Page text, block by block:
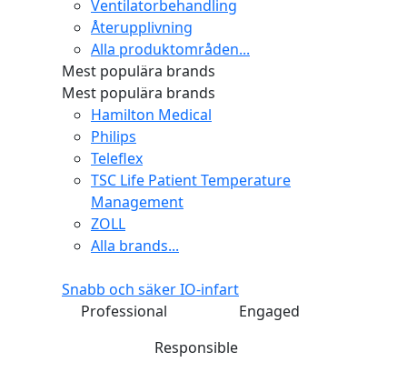
Ventilatorbehandling
Återupplivning
Alla produktområden...
Mest populära brands
Mest populära brands
Hamilton Medical
Philips
Teleflex
TSC Life Patient Temperature
Management
ZOLL
Alla brands...
Snabb och säker IO-infart
Professional
Engaged
Responsible